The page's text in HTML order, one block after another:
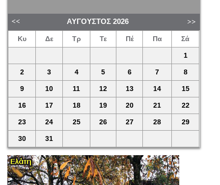
ΑΎΓΟΥΣΤΟΣ 2026
Κυ Δε Τρ Τε Πέ Πα Σά
1
2 3 4 5 6 7 8
9 10 11 12 13 14 15
16 17 18 19 20 21 22
23 24 25 26 27 28 29
30 31